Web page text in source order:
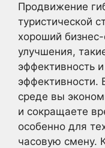
Продвижение
туристической
хороший
улучшения,
эффективность
эффективности.
среде вы
и сокращаете
особенно для
часовую смену.